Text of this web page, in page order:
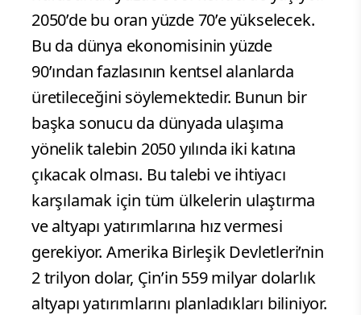
2050’de bu oran yüzde 70’e yükselecek.
Bu da dünya ekonomisinin yüzde
90’ından fazlasının kentsel alanlarda
üretileceğini söylemektedir. Bunun bir
başka sonucu da dünyada ulaşıma
yönelik talebin 2050 yılında iki katına
çıkacak olması. Bu talebi ve ihtiyacı
karşılamak için tüm ülkelerin ulaştırma
ve altyapı yatırımlarına hız vermesi
gerekiyor. Amerika Birleşik Devletleri’nin
2 trilyon dolar, Çin’in 559 milyar dolarlık
altyapı yatırımlarını planladıkları biliniyor.